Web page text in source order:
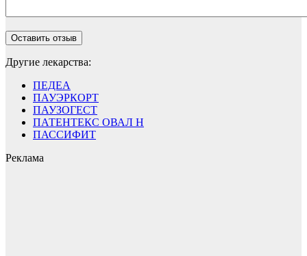
Другие лекарства:
ПЕДЕА
ПАУЭРКОРТ
ПАУЗОГЕСТ
ПАТЕНТЕКС ОВАЛ Н
ПАССИФИТ
Реклама